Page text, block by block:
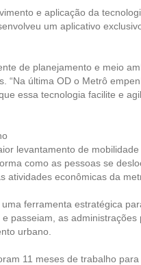
e aplicação da
um aplicativo
de planejamento e meio
“Na última OD o Metrô
essa tecnologia facilite e
levantamento de
como as pessoas se
atividades econômicas da
ferramenta estratégica
passeiam, as
urbano.
11 meses de trabalho